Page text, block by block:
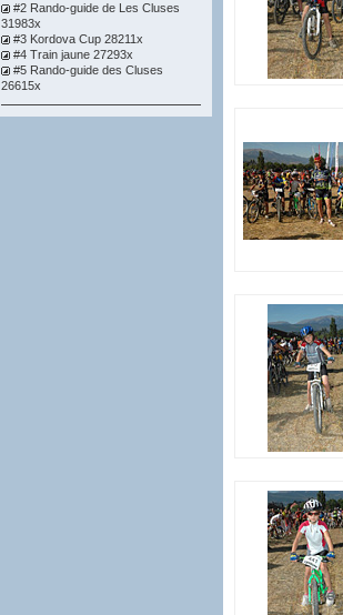
#2 Rando-guide de Les Cluses
31983x
#3 Kordova Cup 28211x
#4 Train jaune 27293x
#5 Rando-guide des Cluses
26615x